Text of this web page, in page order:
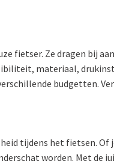
fietser. Ze dragen bij
materiaal,
budgetten.
tijdens het fietsen.
worden. Met de